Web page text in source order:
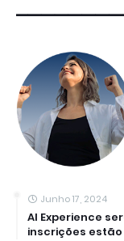
Junho 17, 2024
AI Experience
inscrições